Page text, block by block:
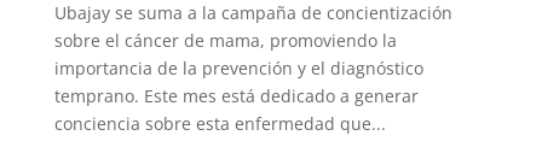
Ubajay se suma a la campaña de concientización
sobre el cáncer de mama, promoviendo la
importancia de la prevención y el diagnóstico
temprano. Este mes está dedicado a generar
conciencia sobre esta enfermedad que...